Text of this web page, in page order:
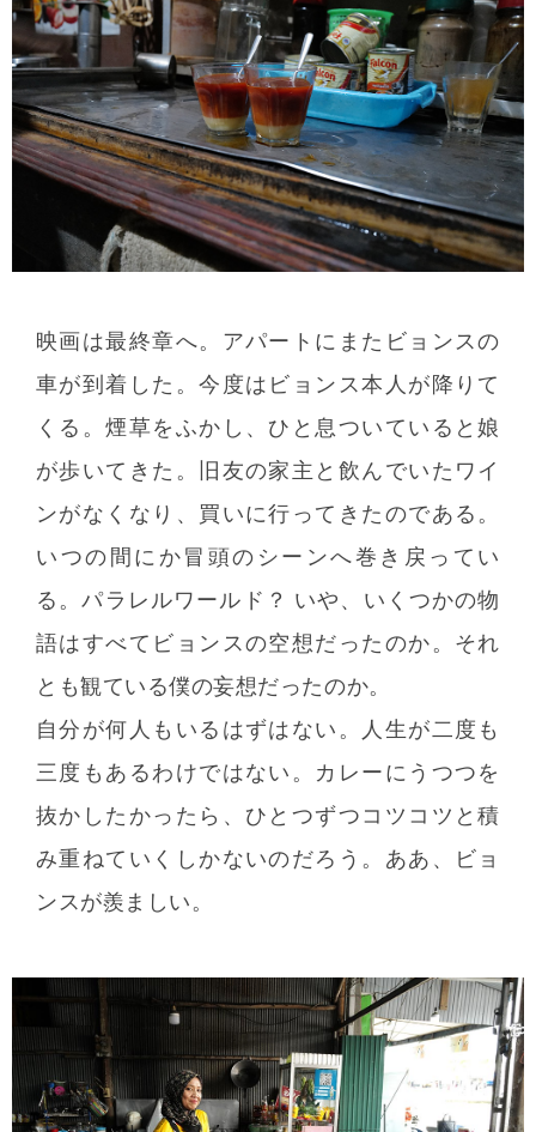
映画は最終章へ。アパートにまたビョンスの
車が到着した。今度はビョンス本人が降りて
くる。煙草をふかし、ひと息ついていると娘
が歩いてきた。旧友の家主と飲んでいたワイ
ンがなくなり、買いに行ってきたのである。
いつの間にか冒頭のシーンへ巻き戻ってい
る。パラレルワールド？ いや、いくつかの物
語はすべてビョンスの空想だったのか。それ
とも観ている僕の妄想だったのか。
自分が何人もいるはずはない。人生が二度も
三度もあるわけではない。カレーにうつつを
抜かしたかったら、ひとつずつコツコツと積
み重ねていくしかないのだろう。ああ、ビョ
ンスが羨ましい。